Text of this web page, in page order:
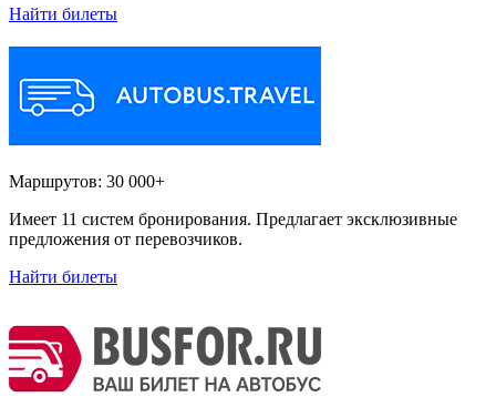
Найти билеты
Маршрутов: 30 000+
Имеет 11 систем бронирования. Предлагает эксклюзивные
предложения от перевозчиков.
Найти билеты